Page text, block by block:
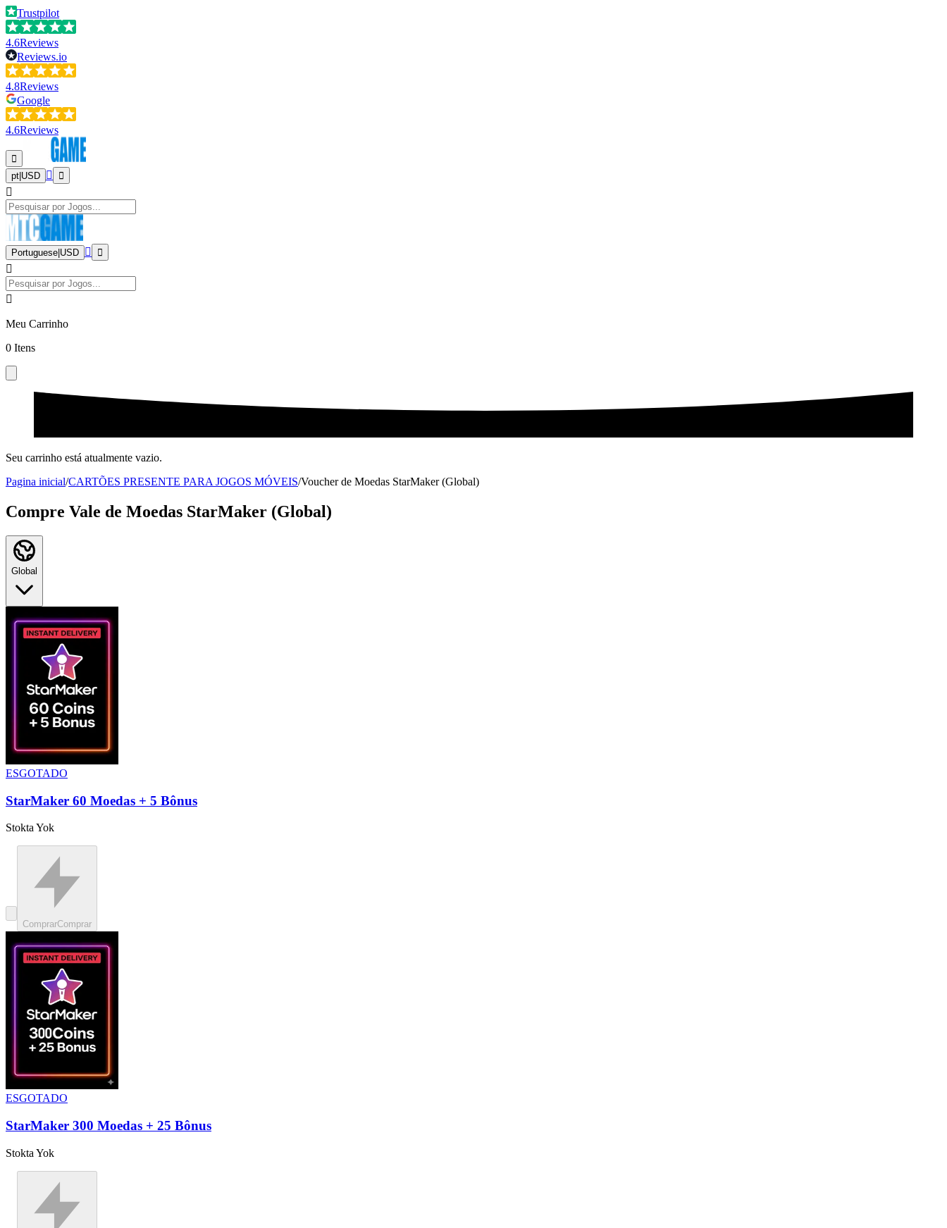
Trustpilot
4.6Reviews
Reviews.io
4.8Reviews
Google
4.6Reviews
pt USD
Portuguese USD
Meu Carrinho
0 Itens
Seu carrinho está atualmente vazio.
Pagina inicial/CARTÕES PRESENTE PARA JOGOS MÓVEIS/Voucher de Moedas StarMaker (Global)
Compre Vale de Moedas StarMaker (Global)
Global
ESGOTADO
StarMaker 60 Moedas + 5 Bônus
Stokta Yok
ComprarComprar
ESGOTADO
StarMaker 300 Moedas + 25 Bônus
Stokta Yok